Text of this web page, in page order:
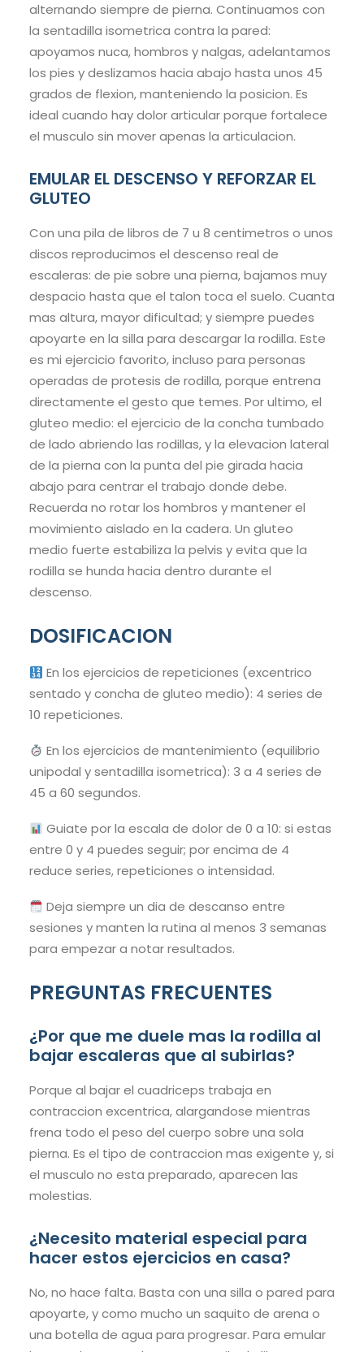
alternando siempre de pierna. Continuamos con
la sentadilla isometrica contra la pared:
apoyamos nuca, hombros y nalgas, adelantamos
los pies y deslizamos hacia abajo hasta unos 45
grados de flexion, manteniendo la posicion. Es
ideal cuando hay dolor articular porque fortalece
el musculo sin mover apenas la articulacion.
EMULAR EL DESCENSO Y REFORZAR EL
GLUTEO
Con una pila de libros de 7 u 8 centimetros o unos
discos reproducimos el descenso real de
escaleras: de pie sobre una pierna, bajamos muy
despacio hasta que el talon toca el suelo. Cuanta
mas altura, mayor dificultad; y siempre puedes
apoyarte en la silla para descargar la rodilla. Este
es mi ejercicio favorito, incluso para personas
operadas de protesis de rodilla, porque entrena
directamente el gesto que temes. Por ultimo, el
gluteo medio: el ejercicio de la concha tumbado
de lado abriendo las rodillas, y la elevacion lateral
de la pierna con la punta del pie girada hacia
abajo para centrar el trabajo donde debe.
Recuerda no rotar los hombros y mantener el
movimiento aislado en la cadera. Un gluteo
medio fuerte estabiliza la pelvis y evita que la
rodilla se hunda hacia dentro durante el
descenso.
DOSIFICACION
En los ejercicios de repeticiones (excentrico
sentado y concha de gluteo medio): 4 series de
10 repeticiones.
En los ejercicios de mantenimiento (equilibrio
unipodal y sentadilla isometrica): 3 a 4 series de
45 a 60 segundos.
Guiate por la escala de dolor de 0 a 10: si estas
entre 0 y 4 puedes seguir; por encima de 4
reduce series, repeticiones o intensidad.
Deja siempre un dia de descanso entre
sesiones y manten la rutina al menos 3 semanas
para empezar a notar resultados.
PREGUNTAS FRECUENTES
¿Por que me duele mas la rodilla al
bajar escaleras que al subirlas?
Porque al bajar el cuadriceps trabaja en
contraccion excentrica, alargandose mientras
frena todo el peso del cuerpo sobre una sola
pierna. Es el tipo de contraccion mas exigente y, si
el musculo no esta preparado, aparecen las
molestias.
¿Necesito material especial para
hacer estos ejercicios en casa?
No, no hace falta. Basta con una silla o pared para
apoyarte, y como mucho un saquito de arena o
una botella de agua para progresar. Para emular